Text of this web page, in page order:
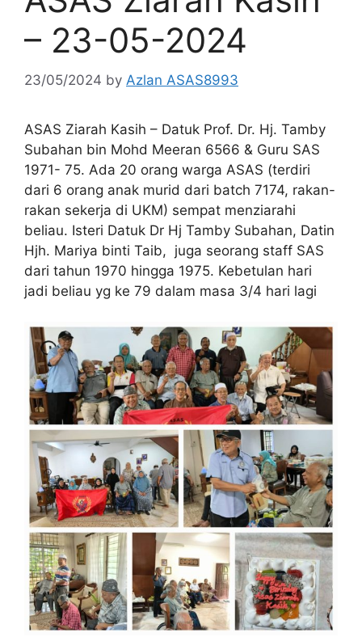
– 23-05-2024
23/05/2024 by Azlan ASAS8993
ASAS Ziarah Kasih – Datuk Prof. Dr. Hj. Tamby
Subahan bin Mohd Meeran 6566 & Guru SAS
1971- 75. Ada 20 orang warga ASAS (terdiri
dari 6 orang anak murid dari batch 7174, rakan-
rakan sekerja di UKM) sempat menziarahi
beliau. Isteri Datuk Dr Hj Tamby Subahan, Datin
Hjh. Mariya binti Taib, juga seorang staff SAS
dari tahun 1970 hingga 1975. Kebetulan hari
jadi beliau yg ke 79 dalam masa 3/4 hari lagi